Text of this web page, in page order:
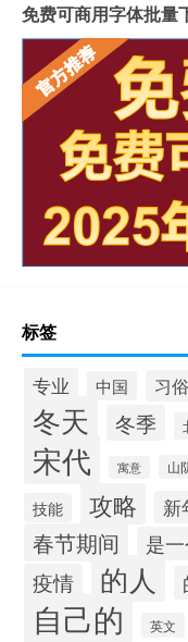
免费可商用字体批量
标签
专业 中国 习俗
冬天 冬季
宋代 寓意 山
技能 攻略 新
春节期间 是
疫情 的人
自己的 英文